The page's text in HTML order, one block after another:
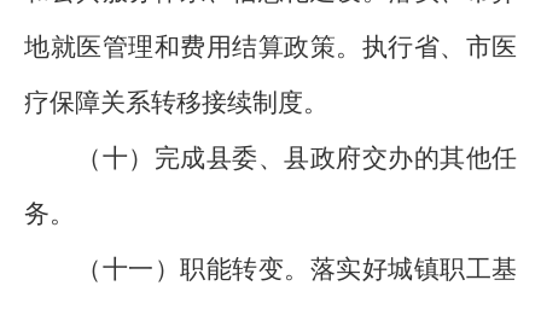
地就医管理和费用结算政策。执行省、市医
疗保障关系转移接续制度。
（十）完成县委、县政府交办的其他任
务。
（十一）职能转变。落实好城镇职工基